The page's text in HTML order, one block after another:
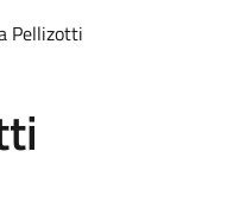
Pellizotti